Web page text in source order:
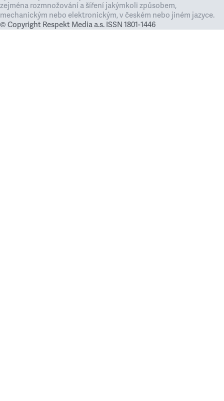
zejména rozmnožování a šíření jakýmkoli způsobem,
mechanickým nebo elektronickým, v českém nebo jiném jazyce.
© Copyright Respekt Media a.s. ISSN 1801-1446